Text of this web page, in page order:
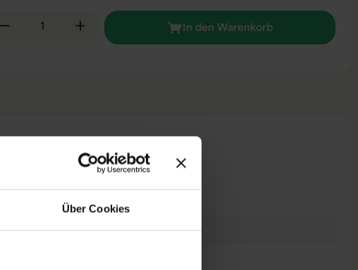
Über Cookies
Anzahl: Gib den gewünschten Wert ein
In den Warenkorb
Fair